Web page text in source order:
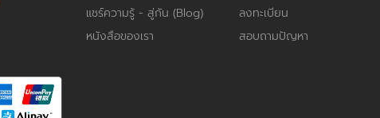
แชร์ความรู้ - สู่กัน (Blog)
หนังสือของเรา
ลงทะเบียน
สอบถามปัญหา